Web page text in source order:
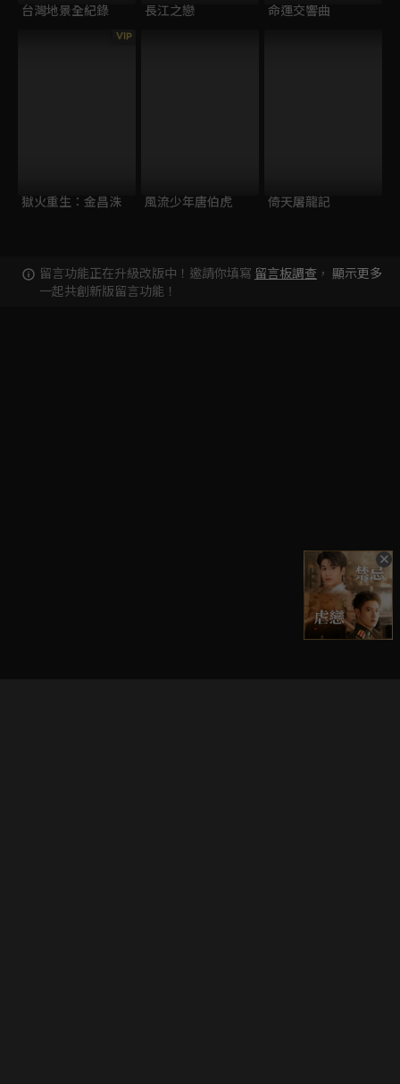
台灣地景全紀錄 長江之戀 命運交響曲
VIP
獄火重生：金昌洙 風流少年唐伯虎 倚天屠龍記
留言功能正在升級改版中！邀請你填寫 留言板調查 ，
一起共創新版留言功能！
顯示更多